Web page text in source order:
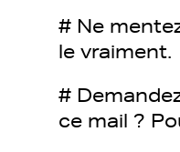
# Ne
le vraiment.
#
ce mail ?